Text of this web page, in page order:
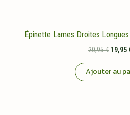
Épinette Lames Droites
20,95€ Le
initial
était :
19,95
Ajouter au